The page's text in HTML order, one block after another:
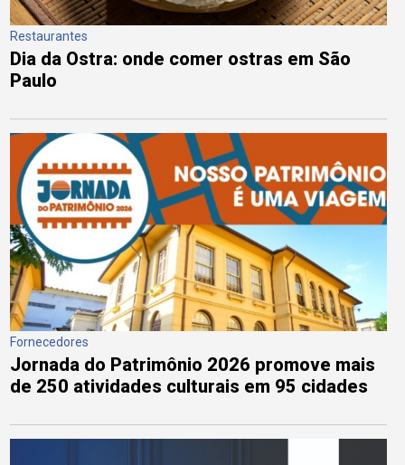
Restaurantes
Dia da Ostra: onde comer ostras em São
Paulo
Fornecedores
Jornada do Patrimônio 2026 promove mais
de 250 atividades culturais em 95 cidades